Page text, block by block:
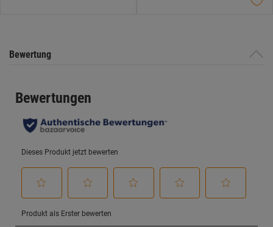
Bewertung